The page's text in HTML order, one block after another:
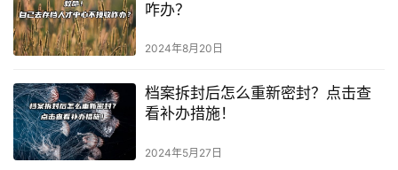
咋办？
2024年8月20日
档案拆封后怎么重新密封？点击查
看补办措施！
2024年5月27日